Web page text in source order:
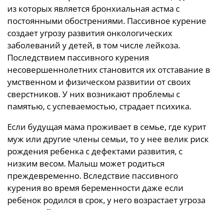
из которых является бронхиальная астма с
постоянными обострениями. Пассивное курение
создает угрозу развития онкологических
заболеваний у детей, в том числе лейкоза.
Последствием пассивного курения
несовершеннолетних становится их отставание в
умственном и физическом развитии от своих
сверстников. У них возникают проблемы с
памятью, с успеваемостью, страдает психика.
Если будущая мама проживает в семье, где курит
муж или другие члены семьи, то у нее велик риск
рождения ребенка с дефектами развития, с
низким весом. Малыш может родиться
преждевременно. Вследствие пассивного
курения во время беременности даже если
ребенок родился в срок, у него возрастает угроза